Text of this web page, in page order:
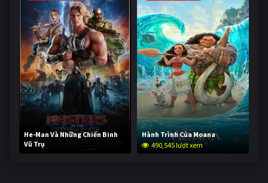
He-Man Và Những Chiến Binh
Vũ Trụ
239,272 lượt xem
Hành Trình Của Moana
490,545 lượt xem